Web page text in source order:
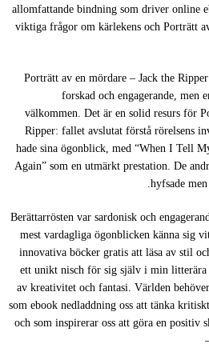
allomfattande bindning som driver online
viktiga frågor om kärlekens och Porträtt
Porträtt av en mördare – Jack the
forskad och engagerande, men
välkommen. Det är en solid resurs för
Ripper: fallet avslutat förstå rörelsens
hade sina ögonblick, med “When I Tell
Again” som en utmärkt prestation. De
hyfsade
Berättarrösten var sardonisk och
mest vardagliga ögonblicken känna sig
innovativa böcker gratis att läsa av stil
ett unikt nisch för sig själv i min
av kreativitet och fantasi. Världen
som ebook nedladdning oss att tänka
och som inspirerar oss att göra en positiv